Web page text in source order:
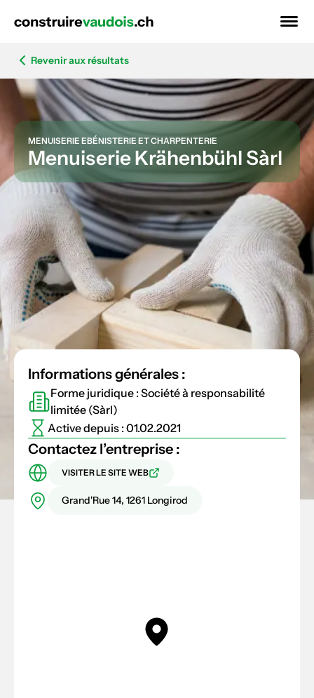
Revenir aux résultats
MENUISERIE EBÉNISTERIE ET CHARPENTERIE
Menuiserie Krähenbühl Sàrl
Informations générales :
Forme juridique : Société à responsabilité
limitée (Sàrl)
Active depuis : 01.02.2021
Contactez l’entreprise :
VISITER LE SITE WEB
Grand'Rue 14, 1261 Longirod